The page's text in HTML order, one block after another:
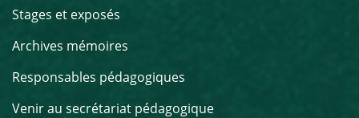
Stages et exposés
Archives mémoires
Responsables pédagogiques
Venir au secrétariat pédagogique